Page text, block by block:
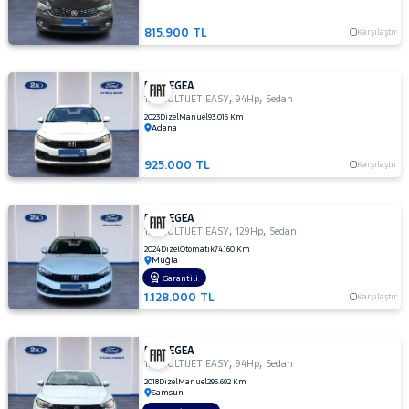
JEEP
KIA
MAN
MERCEDES-
BENZ
MINI
MITSUBISHI
MOTORSIKLET
NISSAN
PEUGEOT
RENAULT
SKODA
SSANGYONG
SUBARU
815.900 TL Karşılaştır
FIAT EGEA
1.3 MULTIJET EASY,94Hp, Sedan
2023DizelManuel93.016 Km
Adana
925.000 TL Karşılaştır
FIAT EGEA
1.6 MULTIJET EASY,129Hp, Sedan
2024DizelOtomatik74.160 Km
Muğla
1.128.000 TL Karşılaştır
Garantili
FIAT EGEA
1.3 MULTIJET EASY,94Hp, Sedan
2018DizelManuel295.692 Km
Samsun